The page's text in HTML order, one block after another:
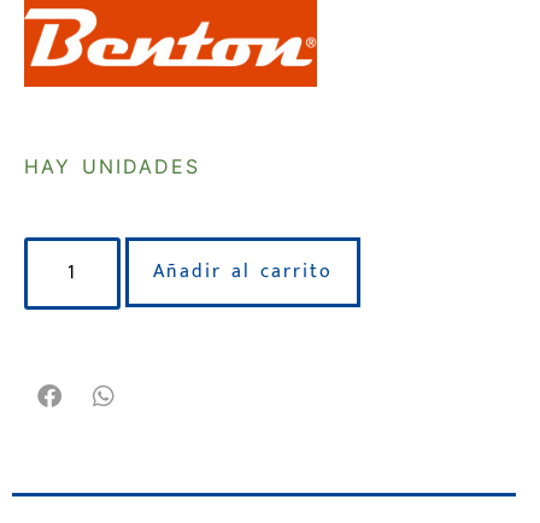
HAY UNIDADES
Añadir al carrito